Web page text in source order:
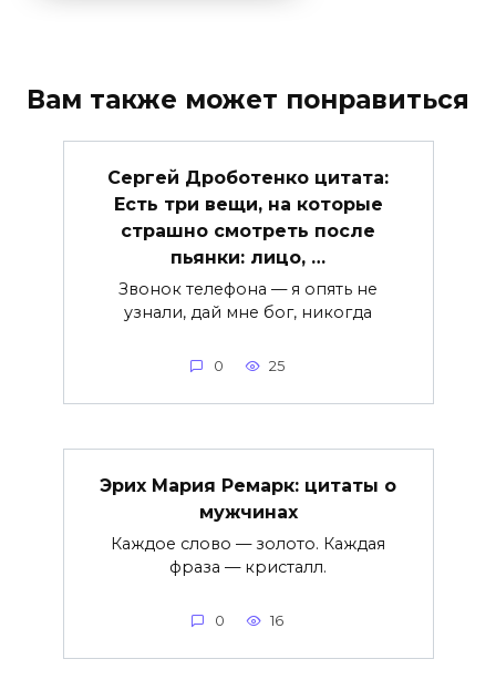
Вам также может понравиться
Сергей Дроботенко цитата:
Есть три вещи, на которые
страшно смотреть после
пьянки: лицо, …
Звонок телефона — я опять не
узнали, дай мне бог, никогда
0 25
Эрих Мария Ремарк: цитаты о
мужчинах
Каждое слово — золото. Каждая
фраза — кристалл.
0 16